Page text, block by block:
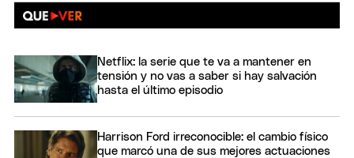
Netflix: la serie que te va a mantener en
tensión y no vas a saber si hay salvación
hasta el último episodio
Harrison Ford irreconocible: el cambio físico
que marcó una de sus mejores actuaciones